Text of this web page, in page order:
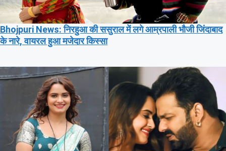
Bhojpuri News: निरहुआ की ससुराल में लगे आम्रपाली भौजी जिंदाबाद
के नारे, वायरल हुआ मजेदार किस्सा